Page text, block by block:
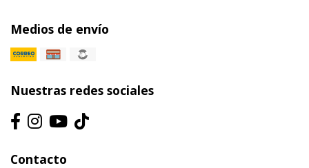
Medios de envío
Nuestras redes sociales
Contacto